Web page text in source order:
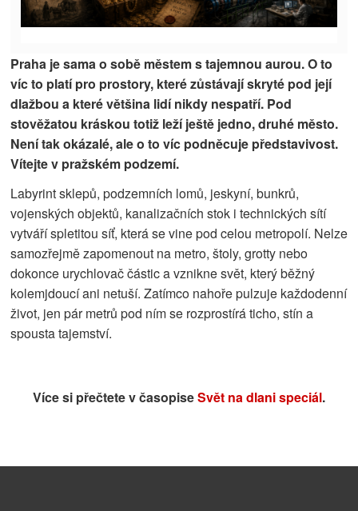
Praha je sama o sobě městem s tajemnou aurou. O to
víc to platí pro prostory, které zůstávají skryté pod její
dlažbou a které většina lidí nikdy nespatří. Pod
stověžatou kráskou totiž leží ještě jedno, druhé město.
Není tak okázalé, ale o to víc podněcuje představivost.
Vítejte v pražském podzemí.
Labyrint sklepů, podzemních lomů, jeskyní, bunkrů,
vojenských objektů, kanalizačních stok i technických sítí
vytváří spletitou síť, která se vine pod celou metropolí. Nelze
samozřejmě zapomenout na metro, štoly, grotty nebo
dokonce urychlovač částic a vznikne svět, který běžný
kolemjdoucí ani netuší. Zatímco nahoře pulzuje každodenní
život, jen pár metrů pod ním se rozprostírá ticho, stín a
spousta tajemství.
Více si přečtete v časopiseSvět na dlani speciál.